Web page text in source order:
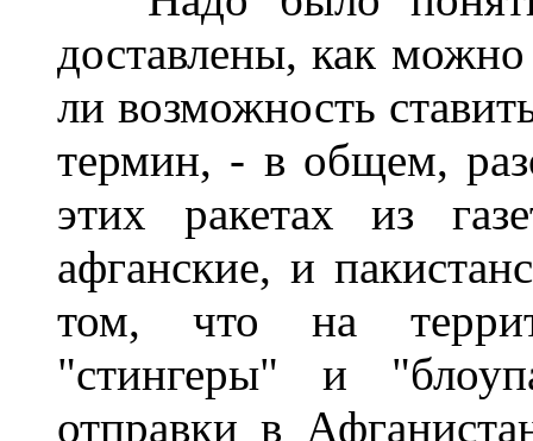
доставлены, как
ли возможность
термин, - в общем,
этих ракетах из
афганские, и
том, что на
"стингеры" и
отправки в